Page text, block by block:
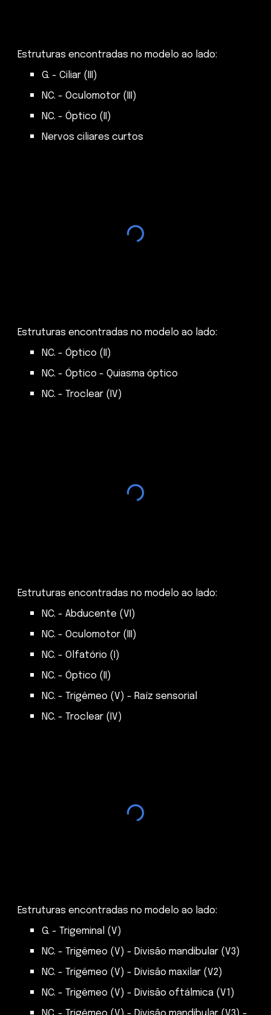
Estruturas encontradas no modelo ao lado:
G. - Ciliar (III)
NC. - Oculomotor (III)
NC. - Óptico (II)
Nervos ciliares curtos
Estruturas encontradas no modelo ao lado:
NC. - Óptico (II)
NC. - Óptico - Quiasma óptico
NC. - Troclear (IV)
Estruturas encontradas no modelo ao lado:
NC. - Abducente (VI)
NC. - Oculomotor (III)
NC. - Olfatório (I)
NC. - Óptico (II)
NC. - Trigêmeo (V) - Raíz sensorial
NC. - Troclear (IV)
Estruturas encontradas no modelo ao lado:
G. - Trigeminal (V)
NC. - Trigêmeo (V) - Divisão mandibular (V3)
NC. - Trigêmeo (V) - Divisão maxilar (V2)
NC. - Trigêmeo (V) - Divisão oftálmica (V1)